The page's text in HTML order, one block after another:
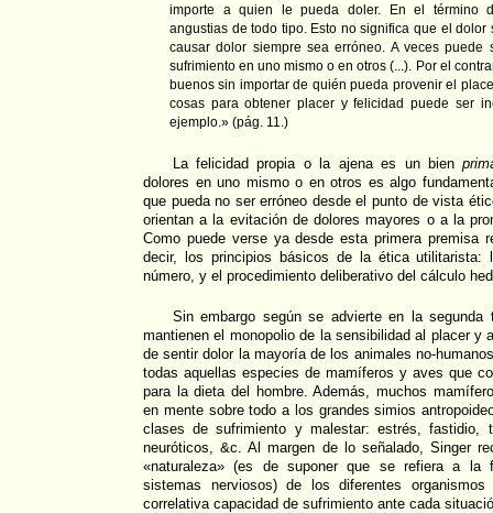
importe a quien le pueda doler. En el término
angustias de todo tipo. Esto no significa que el
causar dolor siempre sea erróneo. A veces puede
sufrimiento en uno mismo o en otros (...). Por el
buenos sin importar de quién pueda provenir el
cosas para obtener placer y felicidad puede ser
ejemplo.» (pág. 11.)
La felicidad propia o la ajena es un bien
dolores en uno mismo o en otros es algo
que pueda no ser erróneo desde el punto de vista
orientan a la evitación de dolores mayores o a la
Como puede verse ya desde esta primera premisa
decir, los principios básicos de la ética utilitarista:
número, y el procedimiento deliberativo del cálculo
Sin embargo según se advierte en la
mantienen el monopolio de la sensibilidad al placer y
de sentir dolor la mayoría de los animales no-
todas aquellas especies de mamíferos y aves que
para la dieta del hombre. Además, muchos
en mente sobre todo a los grandes simios
clases de sufrimiento y malestar: estrés, fastidio,
neuróticos, &c. Al margen de lo señalado, Singer
«naturaleza» (es de suponer que se refiera a la
sistemas nerviosos) de los diferentes
correlativa capacidad de sufrimiento ante cada